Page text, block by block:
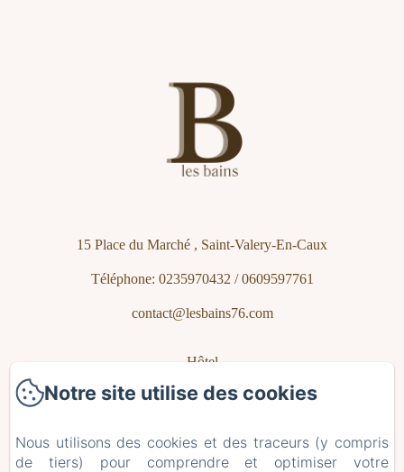
15 Place du Marché , Saint-Valery-En-Caux
Téléphone: 0235970432 / 0609597761
contact@lesbains76.com
Hôtel
Chambres
Saint Valéry en Caux
Notre site utilise des cookies
Nous utilisons des cookies et des traceurs (y compris
de tiers) pour comprendre et optimiser votre